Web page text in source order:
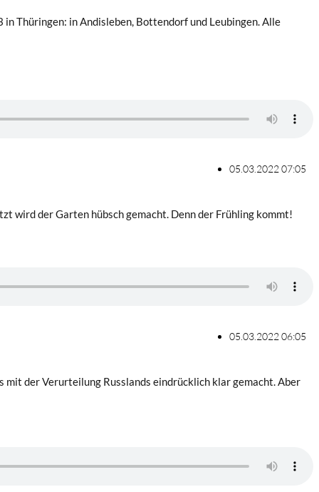
Thüringen: in Andisleben, Bottendorf und Leubingen. Alle
05.03.2022 07:05
wird der Garten hübsch gemacht. Denn der Frühling kommt!
05.03.2022 06:05
der Verurteilung Russlands eindrücklich klar gemacht. Aber